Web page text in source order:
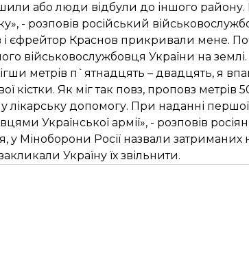
або люди відбули до іншого району.
- розповів російський
і єфрейтор Краснов прикривали мене.
військовослужбовця України на
метрів п`ятнадцять – двадцять, я
кістки. Як міг так повз, проповз метрів
лікарську допомогу. При наданні
Української армії», - розповів
у Міноборони Росії назвали
Україну їх звільнити.